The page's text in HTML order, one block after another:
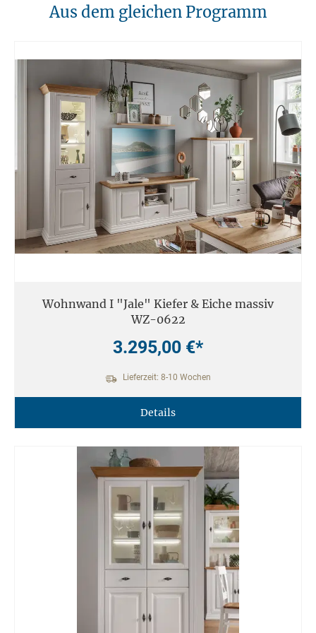
10. Brandschutz
Am Ende der Nutzungsdauer sollten Möbel fachgerecht entsorgt
werden. Massivholz kann über den Sperrmüll oder an speziellen
Sammelstellen abgegeben werden. Die örtlichen
Entsorgungsvorschriften sind zu beachten.
12. Einsatzort
Unsere Massivmöbel sind so konzipiert das Sie für den privaten
Gebrauch in Haushalten geeignet sind. Diese Möbel sind nicht für
kommerziellen Gebrauch geeignet.
Unsere Massivholzmöbel sind nicht für den Außenbereich geeignet.
Aus dem gleichen Programm
Wohnwand I "Jale" Kiefer & Eiche massiv
WZ-0622
3.295,00 €*
Lieferzeit: 8-10 Wochen
Details